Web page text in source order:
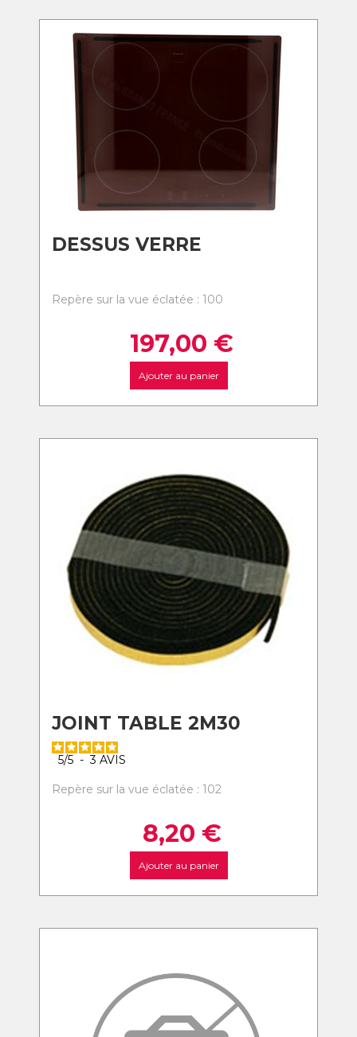
DESSUS VERRE
Repère sur la vue éclatée : 100
197,00 €
Ajouter au panier
JOINT TABLE 2M30
5/5 - 3 AVIS
Repère sur la vue éclatée : 102
8,20 €
Ajouter au panier